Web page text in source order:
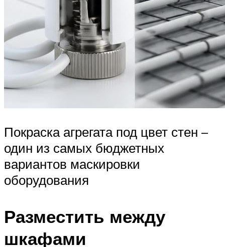
Покраска агрегата под цвет стен –
один из самых бюджетных
вариантов маскировки
оборудования
Разместить между
шкафами